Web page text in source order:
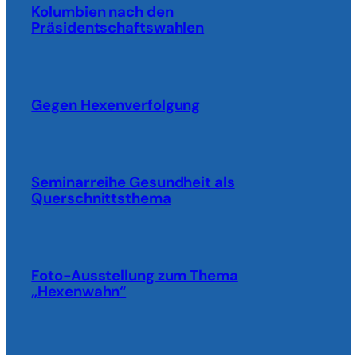
Kolumbien nach den
Präsidentschaftswahlen
Gegen Hexenverfolgung
Seminarreihe Gesundheit als
Querschnittsthema
Foto-Ausstellung zum Thema
„Hexenwahn“